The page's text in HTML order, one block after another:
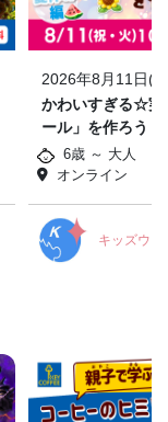
2026年8月11日(
かわいすぎる☆実
ール」を作ろう！
6歳 ～ 大人
オンライン
キッズウィ